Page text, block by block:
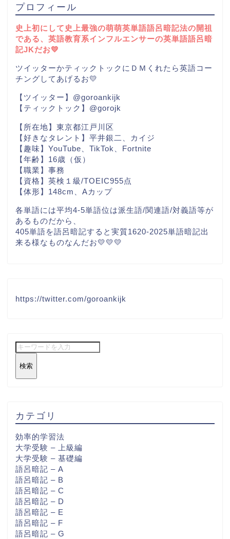
プロフィール
史上初にして史上最強の萌萌英単語語呂暗記法の開祖
である、英語教育系インフルエンサーの英単語語呂暗
記JKだお💛
ツイッターかティックトックにＤＭくれたら英語コー
チングしてあげるお💛
【ツイッター】@goroankijk
【ティックトック】@gorojk
【所在地】東京都江戸川区
【好きなタレント】平井銀二、カイジ
【趣味】YouTube、TikTok、Fortnite
【年齢】16歳（仮）
【職業】事務
【資格】英検１級/TOEIC955点
【体形】148cm、Aカップ
各単語には平均4-5単語位は派生語/関連語/対義語等が
あるものだから、
405単語を語呂暗記すると実質1620-2025単語暗記出
来る様なものなんだお💛💛💛
https://twitter.com/goroankijk
検索
カテゴリ
効率的学習法
大学受験 – 上級編
大学受験 – 基礎編
語呂暗記 – A
語呂暗記 – B
語呂暗記 – C
語呂暗記 – D
語呂暗記 – E
語呂暗記 – F
語呂暗記 – G